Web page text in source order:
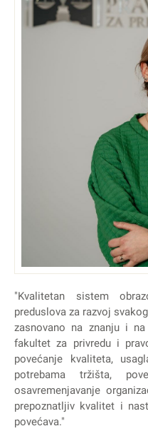
"Kvalitetan sistem
preduslova za razvoj
zasnovano na znanju i
fakultet za privredu i
povećanje kvaliteta,
potrebama tržišta,
osavremenjavanje
prepoznatljiv kvalitet i
povećava."